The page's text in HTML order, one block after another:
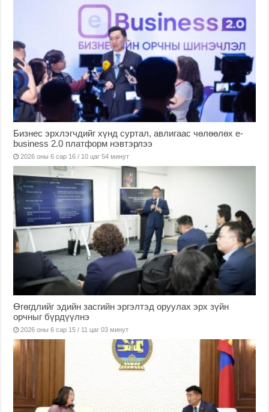
Бизнес эрхлэгчдийг хүнд суртал, авлигаас чөлөөлөх е-
business 2.0 платформ нэвтэрлээ
2026 оны 6 сар 16 / 10 цаг 54 минут
Өгөгдлийг эдийн засгийн эргэлтэд оруулах эрх зүйн
орчныг бүрдүүлнэ
2026 оны 6 сар 15 / 11 цаг 03 минут